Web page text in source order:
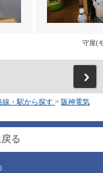
守屋(
線・駅から探す > 阪神電気
る